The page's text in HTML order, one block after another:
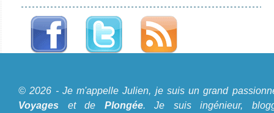
Je m'appelle Julien, je suis un grand passionné de
© 2026 - Je m'appelle Julien, je suis un grand
Voyages et de Plongée. Je suis ingénieur,